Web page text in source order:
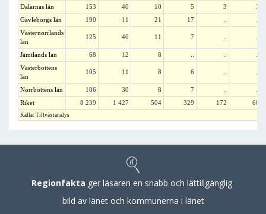
Dalarnas län 153 40 10 5 3
3
Gävleborgs län
190 11 21 17
Västernorrlands
län
125 40 11 7
Jämtlands län 68 12 8
Västerbottens
län
105 11 8 6
Norrbottens län 106 30 8 7
Riket
8 239 1 427 504 329 172 60
Källa: Tillväxtanalys
Regionfakta ger läsaren en snabb och lättillgänglig
bild av länet och kommunerna i länet